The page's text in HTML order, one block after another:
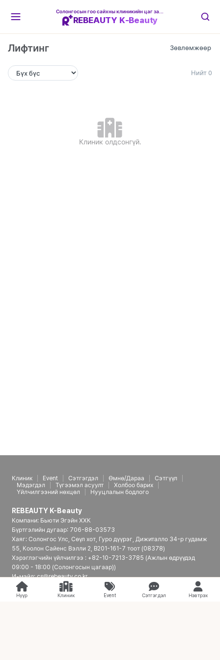
REBEAUTY K-Beauty
Лифтинг
Нийт 0
Клиник олдсонгүй.
Клиник Event Сэтгэгдэл Өмнө/Дараа
Сэтгүүл
Мэдэгдэл
Түгээмэл асуулт
Холбоо барих
Үйлчилгээний нөхцөл
Нууцлалын бодлого
REBEAUTY K-Beauty
Компани: Бьюти Эгэйн ХХК
Бүртгэлийн дугаар: 706-88-03573
Хаяг: Солонгос Улс, Сөүл хот, Гуро дүүрэг, Дижиталло 34-р гудамж
55, Коолон Сайенс Вэлли 2, B201-161-7 тоот (08378)
Хэрэглэгчийн үйлчилгээ : +82-10-7213-3785 (Ажлын өдрүүдэд
09:00 - 18:00 (Солонгосын цагаар))
И-мэйл: cs@rebeauty.co.kr
REBEAUTY K-Beauty | Япон үйлчлүүлэгчдэд зориулсан Солонгосын
гоо сайхны эмнэлгийн платформ
Нүүр Клиник Event Сэтгэгдэл Нэвтрэх